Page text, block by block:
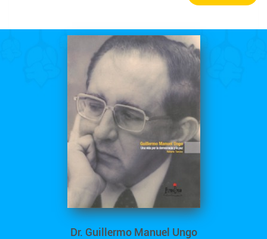
Dr. Guillermo Manuel Ungo